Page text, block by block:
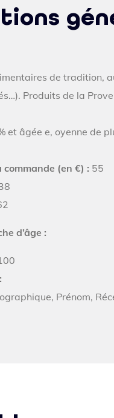
de tradition,
Produits de la
et âgée e, oyenne de
(en €) : 55
d’âge :
Prénom,